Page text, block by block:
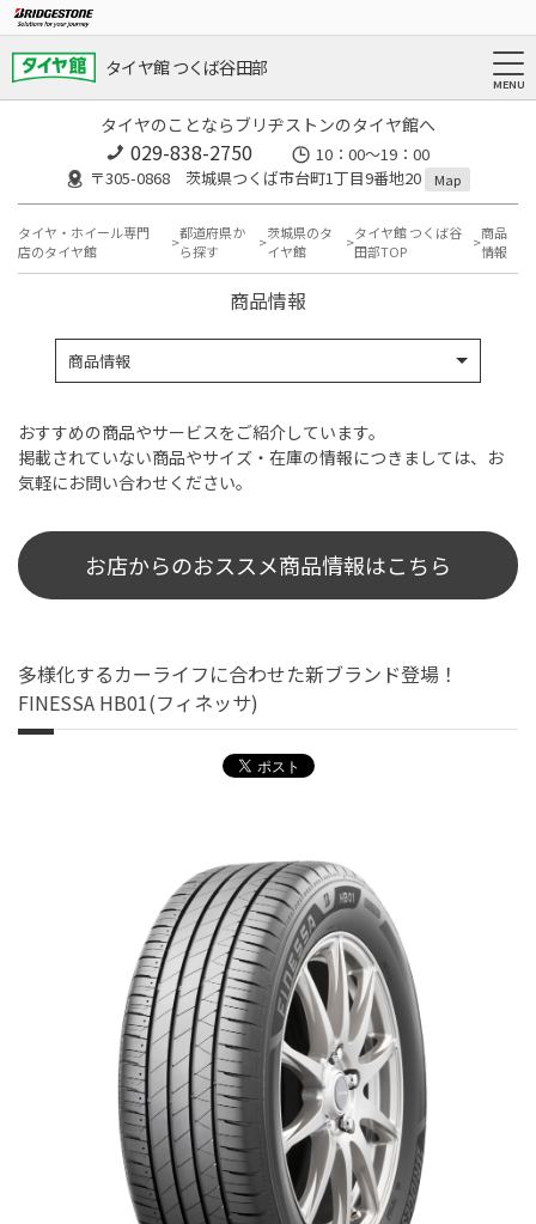
タイヤ館 つくば谷田部
タイヤのことならブリヂストンのタイヤ館へ
029-838-2750
10：00～19：00
〒305-0868 茨城県つくば市台町1丁目9番地20
Map
タイヤ・ホイール専門
店のタイヤ館
都道府県か
ら探す
茨城県のタ
イヤ館
タイヤ館 つくば谷
田部TOP
商品
情報
商品情報
商品情報
おすすめの商品やサービスをご紹介しています。
掲載されていない商品やサイズ・在庫の情報につきましては、お
気軽にお問い合わせください。
お店からのおススメ商品情報はこちら
多様化するカーライフに合わせた新ブランド登場！
FINESSA HB01(フィネッサ)